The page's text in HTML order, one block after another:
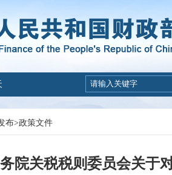
布>政策文件
院关税税则委员会关于